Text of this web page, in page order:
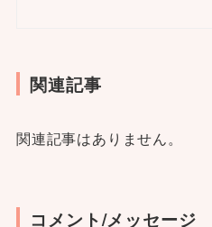
関連記事
関連記事はありません。
コメント/メッセージ